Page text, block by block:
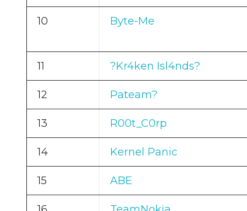
10 Byte-Me
11 ?Kr4ken Isl4nds?
12 Pateam?
13 R00t_C0rp
14 Kernel Panic
15 ABE